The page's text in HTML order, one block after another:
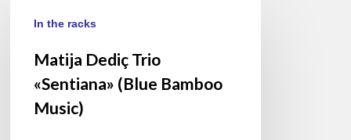
Dediç
«Sentiana»
(Blue
Bamboo
In the racks
Matija Dediç Trio
«Sentiana» (Blue Bamboo
Music)